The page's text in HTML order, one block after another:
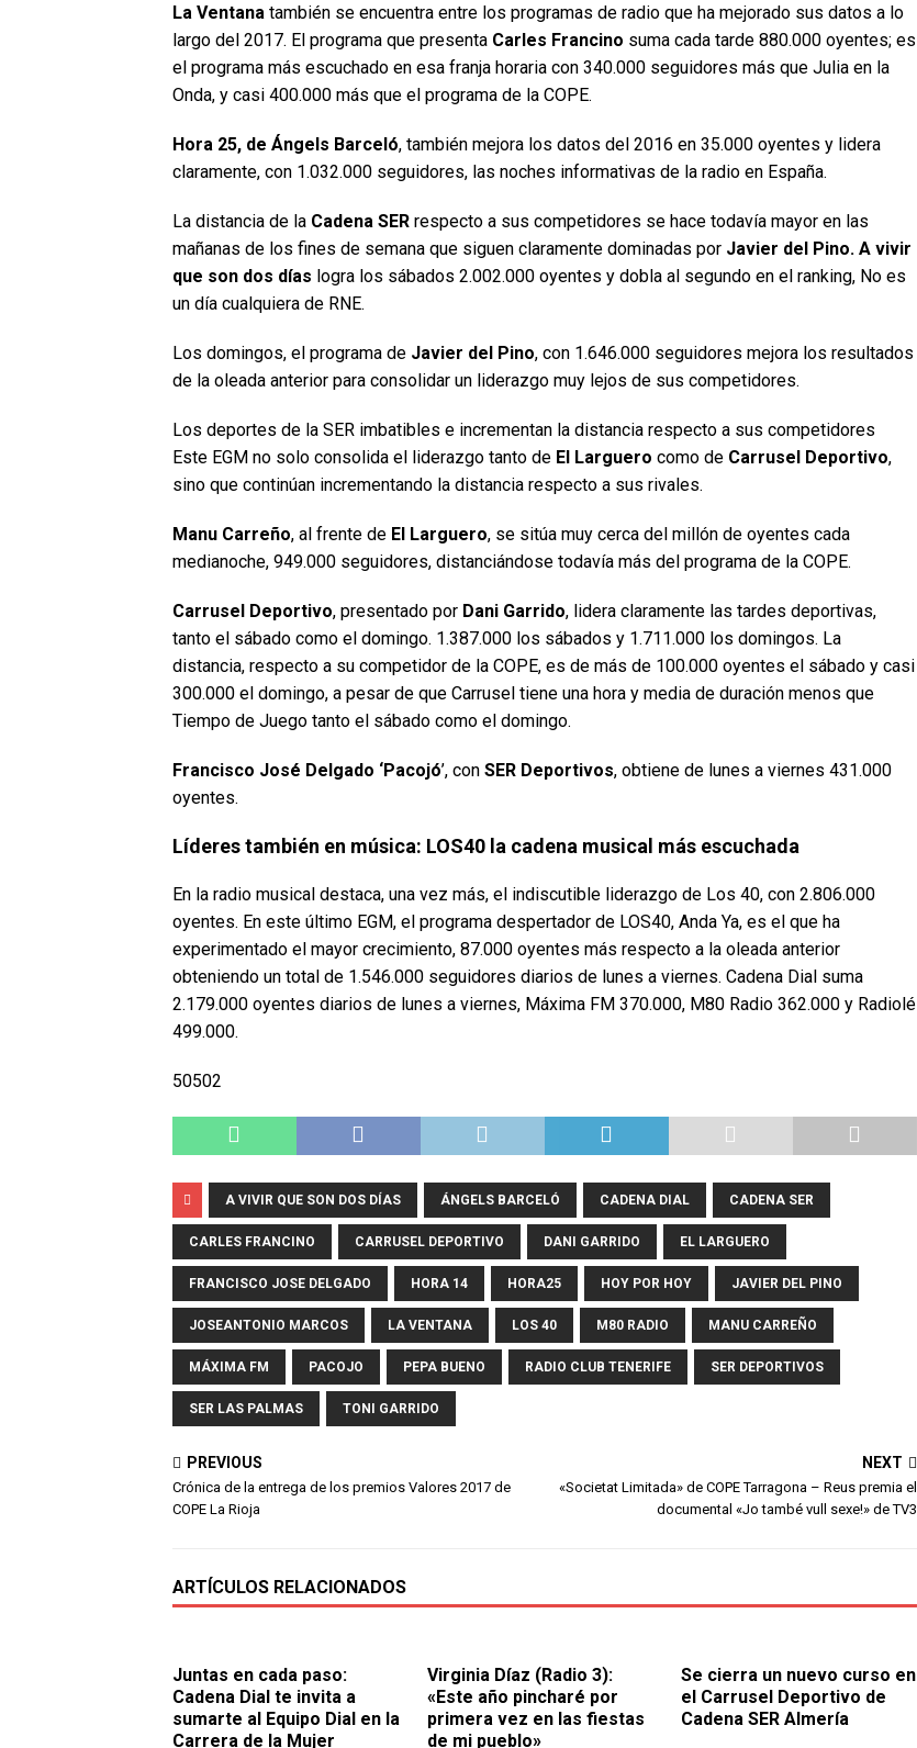
La Ventana también se encuentra entre los programas de radio que ha mejorado sus datos a lo
largo del 2017. El programa que presenta Carles Francino suma cada tarde 880.000 oyentes; es
el programa más escuchado en esa franja horaria con 340.000 seguidores más que Julia en la
Onda, y casi 400.000 más que el programa de la COPE.
Hora 25, de Ángels Barceló, también mejora los datos del 2016 en 35.000 oyentes y lidera
claramente, con 1.032.000 seguidores, las noches informativas de la radio en España.
La distancia de la Cadena SER respecto a sus competidores se hace todavía mayor en las
mañanas de los fines de semana que siguen claramente dominadas por Javier del Pino. A vivir
que son dos días logra los sábados 2.002.000 oyentes y dobla al segundo en el ranking, No es
un día cualquiera de RNE.
Los domingos, el programa de Javier del Pino, con 1.646.000 seguidores mejora los resultados
de la oleada anterior para consolidar un liderazgo muy lejos de sus competidores.
Los deportes de la SER imbatibles e incrementan la distancia respecto a sus competidores
Este EGM no solo consolida el liderazgo tanto de El Larguero como de Carrusel Deportivo,
sino que continúan incrementando la distancia respecto a sus rivales.
Manu Carreño, al frente de El Larguero, se sitúa muy cerca del millón de oyentes cada
medianoche, 949.000 seguidores, distanciándose todavía más del programa de la COPE.
Carrusel Deportivo, presentado por Dani Garrido, lidera claramente las tardes deportivas,
tanto el sábado como el domingo. 1.387.000 los sábados y 1.711.000 los domingos. La
distancia, respecto a su competidor de la COPE, es de más de 100.000 oyentes el sábado y casi
300.000 el domingo, a pesar de que Carrusel tiene una hora y media de duración menos que
Tiempo de Juego tanto el sábado como el domingo.
Francisco José Delgado ‘Pacojó’, con SER Deportivos, obtiene de lunes a viernes 431.000
oyentes.
Líderes también en música: LOS40 la cadena musical más escuchada
En la radio musical destaca, una vez más, el indiscutible liderazgo de Los 40, con 2.806.000
oyentes. En este último EGM, el programa despertador de LOS40, Anda Ya, es el que ha
experimentado el mayor crecimiento, 87.000 oyentes más respecto a la oleada anterior
obteniendo un total de 1.546.000 seguidores diarios de lunes a viernes. Cadena Dial suma
2.179.000 oyentes diarios de lunes a viernes, Máxima FM 370.000, M80 Radio 362.000 y Radiolé
499.000.
50502
A VIVIR QUE SON DOS DÍAS ÁNGELS BARCELÓ CADENA DIAL CADENA SER
CARLES FRANCINO CARRUSEL DEPORTIVO DANI GARRIDO EL LARGUERO
FRANCISCO JOSE DELGADO HORA 14 HORA25 HOY POR HOY JAVIER DEL PINO
JOSEANTONIO MARCOS LA VENTANA LOS 40 M80 RADIO MANU CARREÑO
MÁXIMA FM PACOJO PEPA BUENO RADIO CLUB TENERIFE SER DEPORTIVOS
SER LAS PALMAS TONI GARRIDO
PREVIOUS
Crónica de la entrega de los premios Valores 2017 de
COPE La Rioja
NEXT
«Societat Limitada» de COPE Tarragona – Reus premia el
documental «Jo també vull sexe!» de TV3
ARTÍCULOS RELACIONADOS
Juntas en cada paso:
Cadena Dial te invita a
sumarte al Equipo Dial en la
Carrera de la Mujer
Virginia Díaz (Radio 3):
«Este año pincharé por
primera vez en las fiestas
de mi pueblo»
Se cierra un nuevo curso en
el Carrusel Deportivo de
Cadena SER Almería